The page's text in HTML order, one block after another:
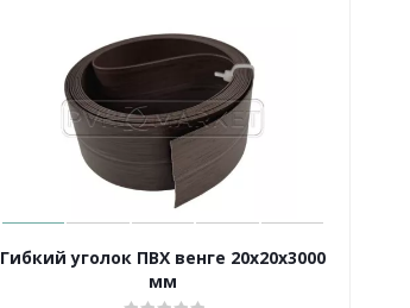
Гибкий уголок ПВХ венге 20х20х3000
мм